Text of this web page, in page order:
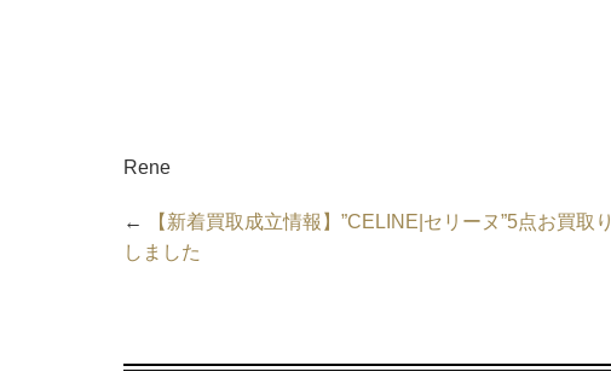
Rene
←
【新着買取成立情報】”CELINE|セリーヌ”5点お買取り
しました